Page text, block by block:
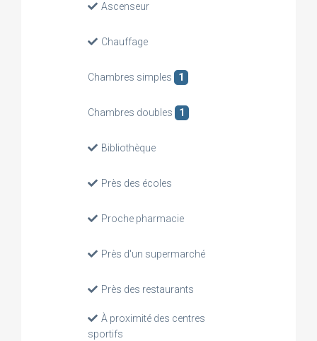
Ascenseur
Chauffage
Chambres simples 1
Chambres doubles 1
Bibliothèque
Près des écoles
Proche pharmacie
Près d'un supermarché
Près des restaurants
À proximité des centres
sportifs